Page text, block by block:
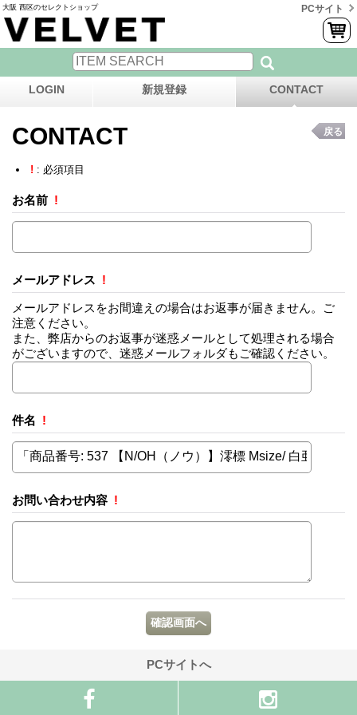
大阪 西区のセレクトショップ PCサイト
LOGIN 新規登録 CONTACT
CONTACT 戻る
! : 必須項目
お名前 !
メールアドレス !
メールアドレスをお間違えの場合はお返事が届きません。ご
注意ください。
また、弊店からのお返事が迷惑メールとして処理される場合
がございますので、迷惑メールフォルダもご確認ください。
件名 !
お問い合わせ内容 !
PCサイトへ